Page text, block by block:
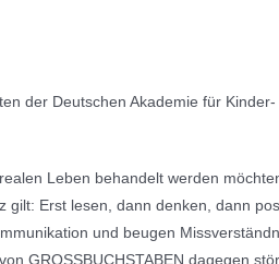
der Deutschen Akademie für
Leben behandelt werden
Erst lesen, dann denken, dann
und beugen
GROSSBUCHSTABEN dagegen